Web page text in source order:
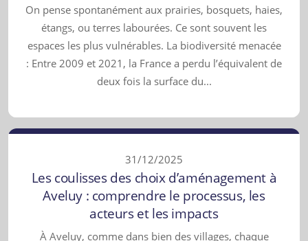
On pense spontanément aux prairies, bosquets, haies,
étangs, ou terres labourées. Ce sont souvent les
espaces les plus vulnérables. La biodiversité menacée
: Entre 2009 et 2021, la France a perdu l’équivalent de
deux fois la surface du...
31/12/2025
Les coulisses des choix d’aménagement à
Aveluy : comprendre le processus, les
acteurs et les impacts
À Aveluy, comme dans bien des villages, chaque